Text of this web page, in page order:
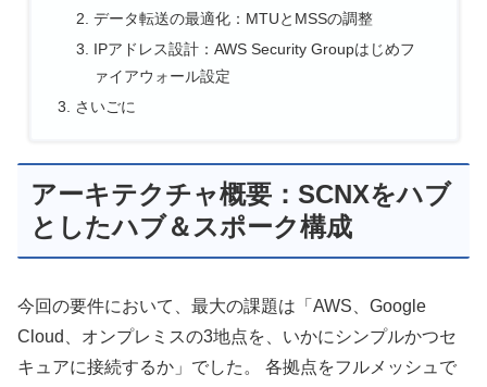
データ転送の最適化：MTUとMSSの調整
IPアドレス設計：AWS Security Groupはじめフ
ァイアウォール設定
さいごに
アーキテクチャ概要：SCNXをハブ
としたハブ＆スポーク構成
今回の要件において、最大の課題は「AWS、Google
Cloud、オンプレミスの3地点を、いかにシンプルかつセ
キュアに接続するか」でした。 各拠点をフルメッシュで